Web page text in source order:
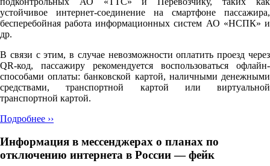
устойчивое интернет-соединение на смартфоне пассажира,
бесперебойная работа информационных систем АО «НСПК» и
др.
В связи с этим, в случае невозможности оплатить проезд через
QR-код, пассажиру рекомендуется воспользоваться офлайн-
способами оплаты: банковской картой, наличными денежными
средствами, транспортной картой или виртуальной
транспортной картой.
Подробнее ››
Информация в мессенджерах о планах по
отключению интернета в России — фейк